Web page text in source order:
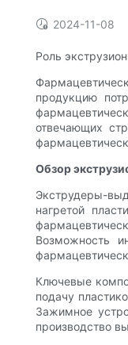
2024-11-08
Роль
продукцию
отвечающих
Обзор
Экструдеры-
нагретой
Возможность
Ключевые
подачу
Зажимное
производство